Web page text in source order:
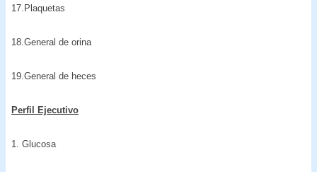
17.Plaquetas
18.General de orina
19.General de heces
Perfil Ejecutivo
1. Glucosa